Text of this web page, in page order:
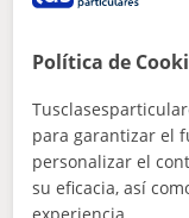
Madrid Capital,
Clases
lenguaje
Elias Lara,
Política de
para garantizar el
personalizar el
su eficacia, así
experiencia.